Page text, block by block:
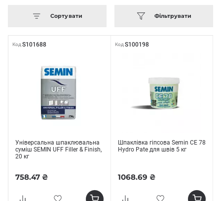
Сортувати Фільтрувати
Код S101688
Універсальна шпаклювальна
суміш SEMIN UFF Filler & Finish,
20 кг
758.47 ₴
Код S100198
Шпаклівка гіпсова Semin CE 78
Hydro Pate для швів 5 кг
1068.69 ₴